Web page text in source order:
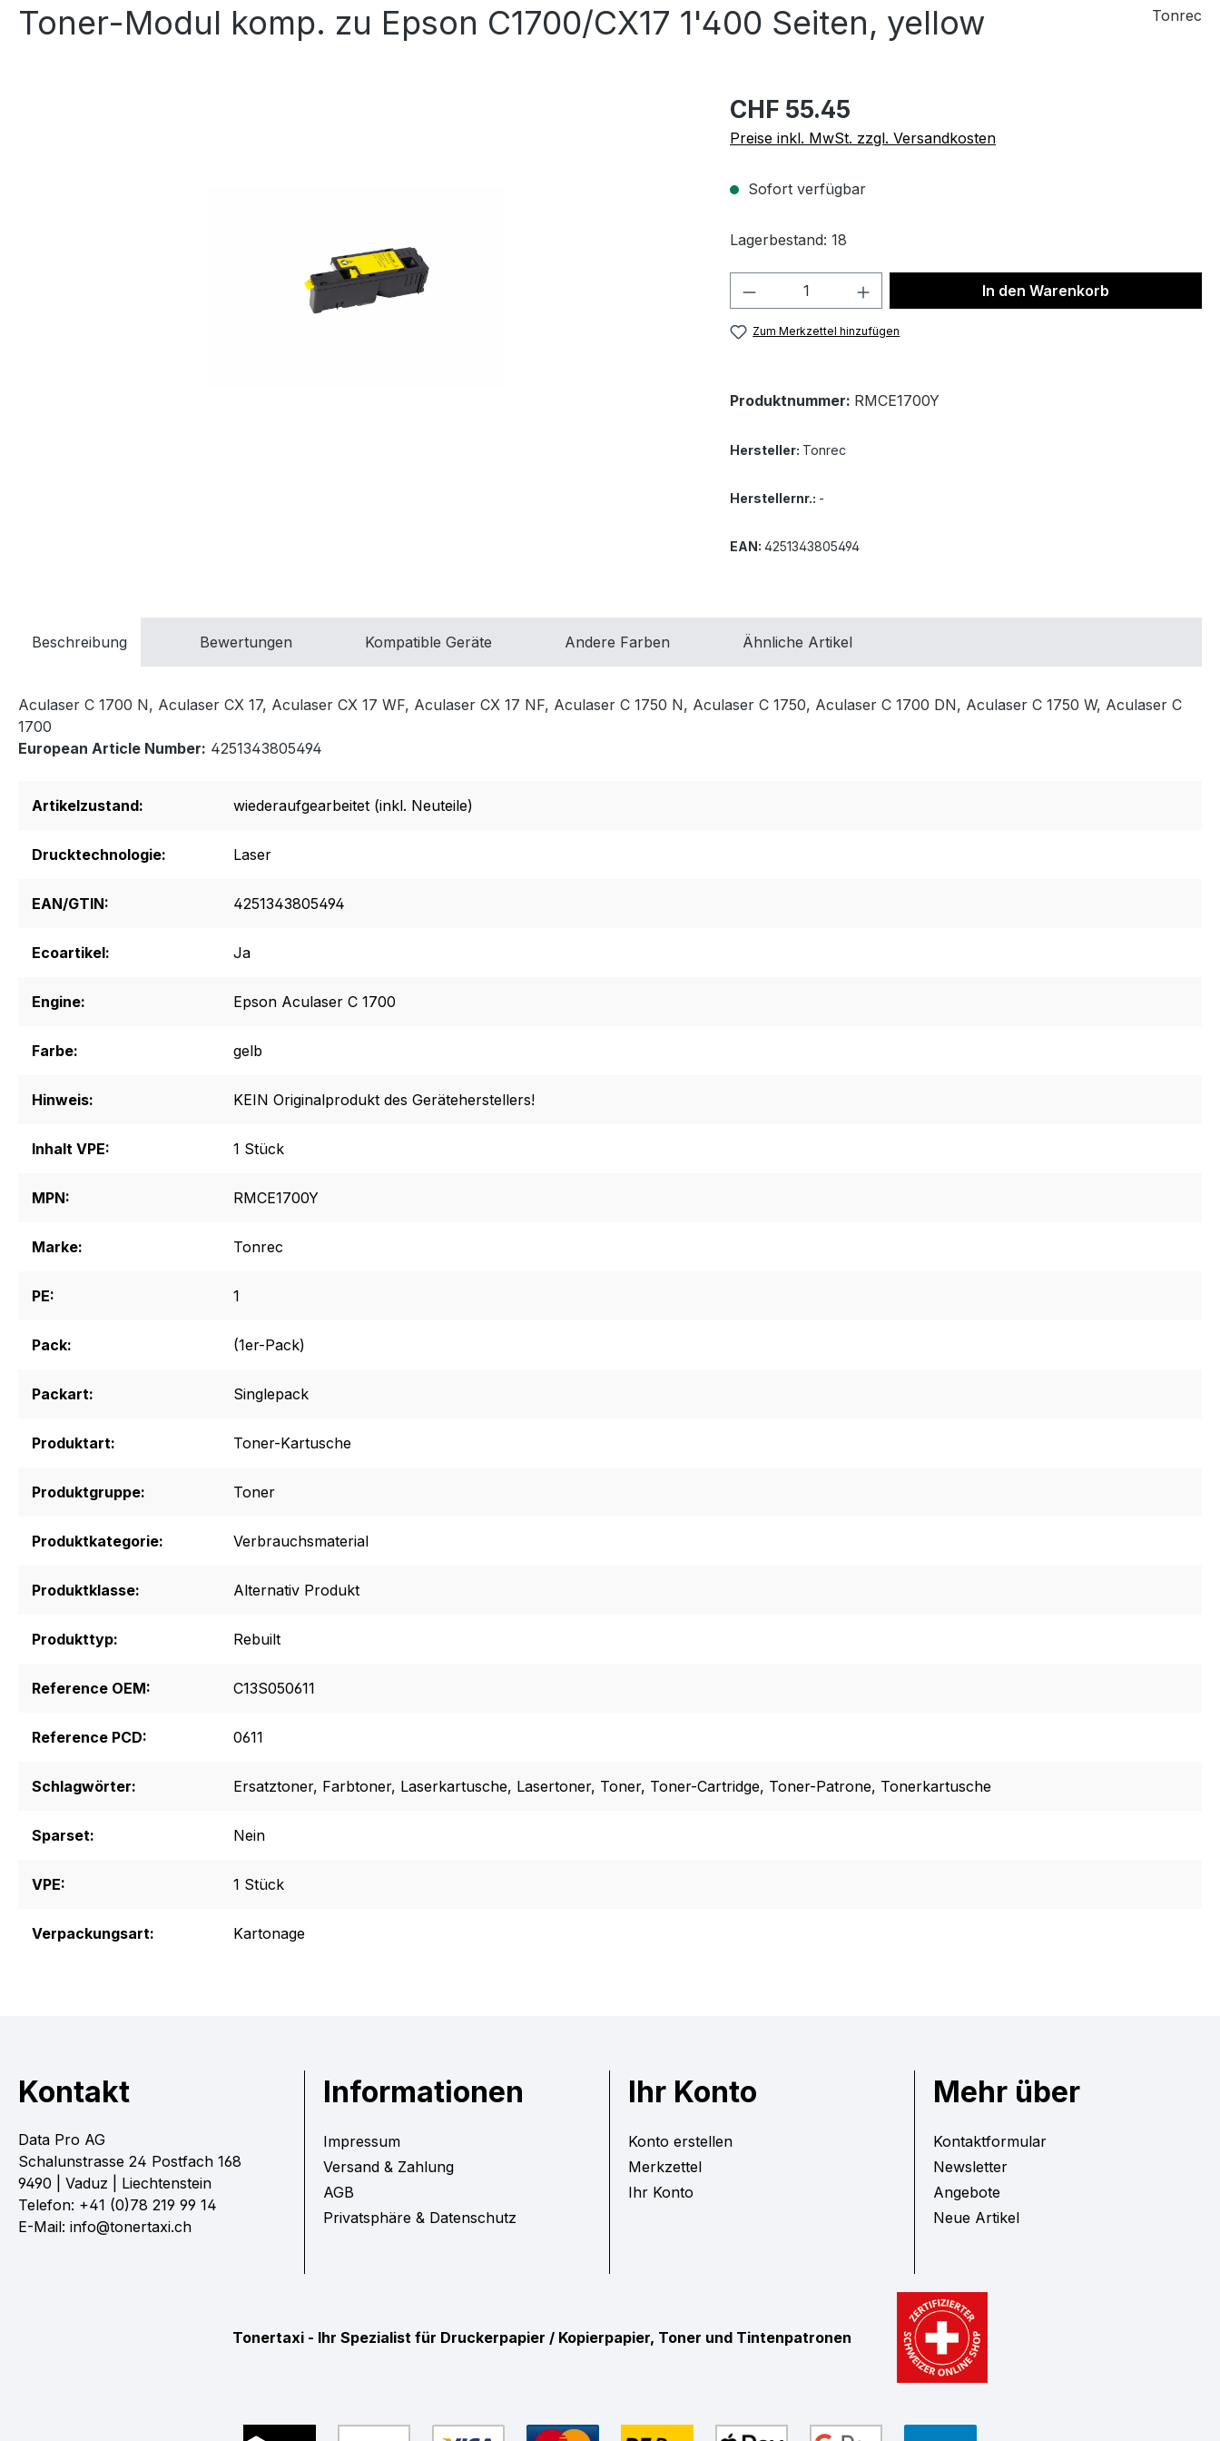
Toner-Modul komp. zu Epson C1700/CX17 1'400 Seiten, yellow Tonrec
CHF 55.45
Preise inkl. MwSt. zzgl. Versandkosten
Sofort verfügbar
Lagerbestand: 18
Produkt Anzahl: Gib den gewünschten Wert
In den Warenkorb
Zum Merkzettel hinzufügen
Produktnummer: RMCE1700Y
Hersteller: Tonrec
Herstellernr.: -
EAN: 4251343805494
Beschreibung Bewertungen Kompatible Geräte Andere Farben Ähnliche Artikel
Aculaser C 1700 N, Aculaser CX 17, Aculaser CX 17 WF, Aculaser CX 17 NF, Aculaser C 1750 N, Aculaser C 1750, Aculaser C 1700 DN, Aculaser C 1750 W, Aculaser C
1700
European Article Number: 4251343805494
Artikelzustand: wiederaufgearbeitet (inkl. Neuteile)
Drucktechnologie: Laser
EAN/GTIN: 4251343805494
Ecoartikel: Ja
Engine: Epson Aculaser C 1700
Farbe: gelb
Hinweis: KEIN Originalprodukt des Geräteherstellers!
Inhalt VPE: 1 Stück
MPN: RMCE1700Y
Marke: Tonrec
PE: 1
Pack: (1er-Pack)
Packart: Singlepack
Produktart: Toner-Kartusche
Produktgruppe: Toner
Produktkategorie: Verbrauchsmaterial
Produktklasse: Alternativ Produkt
Produkttyp: Rebuilt
Reference OEM: C13S050611
Reference PCD: 0611
Schlagwörter: Ersatztoner, Farbtoner, Laserkartusche, Lasertoner, Toner, Toner-Cartridge, Toner-Patrone, Tonerkartusche
Sparset: Nein
VPE: 1 Stück
Verpackungsart: Kartonage
Kontakt
Data Pro AG
Schalunstrasse 24 Postfach 168
9490 | Vaduz | Liechtenstein
Telefon: +41 (0)78 219 99 14
E-Mail: info@tonertaxi.ch
Informationen
Impressum
Versand & Zahlung
AGB
Privatsphäre & Datenschutz
Ihr Konto
Konto erstellen
Merkzettel
Ihr Konto
Mehr über
Kontaktformular
Newsletter
Angebote
Neue Artikel
Tonertaxi - Ihr Spezialist für Druckerpapier / Kopierpapier, Toner und Tintenpatronen